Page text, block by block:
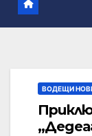
ВОДЕЩИ